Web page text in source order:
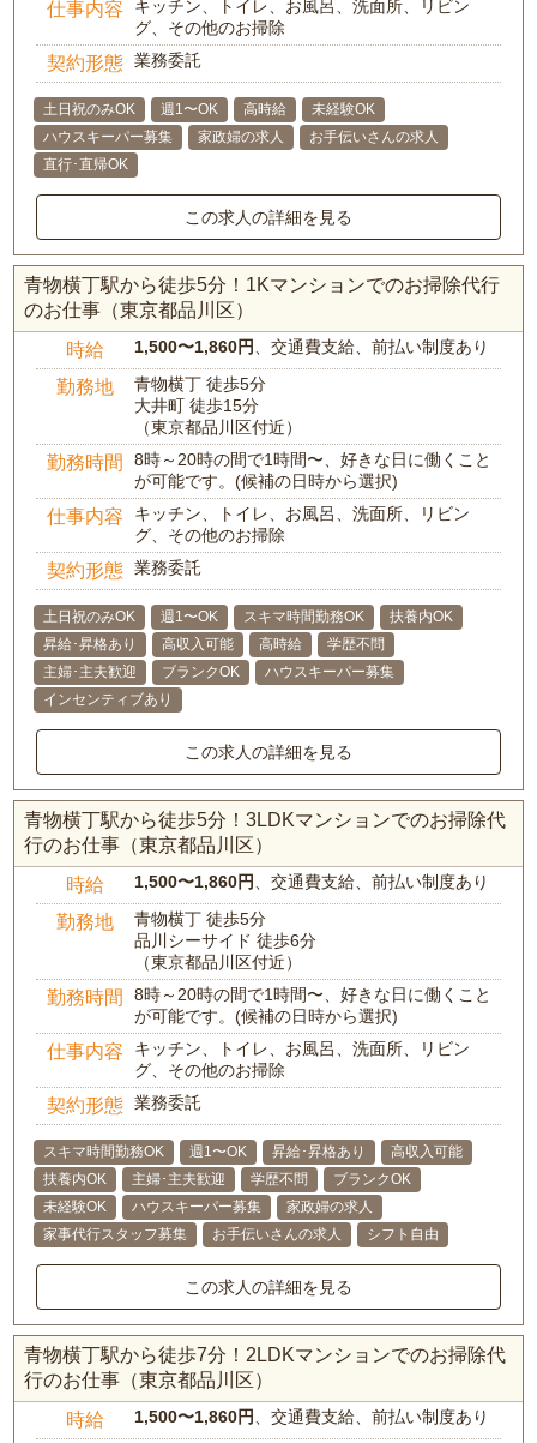
仕事内容
キッチン、トイレ、お風呂、洗面所、リビン
グ、その他のお掃除
契約形態 業務委託
土日祝のみOK 週1〜OK 高時給
未経験OK
ハウスキーパー募集
家政婦の求人
お手伝いさんの求人
直行･直帰OK
この求人の詳細を見る
青物横丁駅から徒歩5分！1Kマンションでのお掃除代行
のお仕事（東京都品川区）
時給 1,500〜1,860円、交通費支給、前払い制度あり
勤務地
青物横丁 徒歩5分
大井町 徒歩15分
（東京都品川区付近）
勤務時間
8時～20時の間で1時間〜、好きな日に働くこと
が可能です。(候補の日時から選択)
仕事内容
キッチン、トイレ、お風呂、洗面所、リビン
グ、その他のお掃除
契約形態 業務委託
土日祝のみOK 週1〜OK スキマ時間勤務OK
扶養内OK
昇給･昇格あり
高収入可能 高時給
学歴不問
主婦･主夫歓迎
ブランクOK
ハウスキーパー募集
インセンティブあり
この求人の詳細を見る
青物横丁駅から徒歩5分！3LDKマンションでのお掃除代
行のお仕事（東京都品川区）
時給 1,500〜1,860円、交通費支給、前払い制度あり
勤務地
青物横丁 徒歩5分
品川シーサイド 徒歩6分
（東京都品川区付近）
勤務時間
8時～20時の間で1時間〜、好きな日に働くこと
が可能です。(候補の日時から選択)
仕事内容
キッチン、トイレ、お風呂、洗面所、リビン
グ、その他のお掃除
契約形態 業務委託
スキマ時間勤務OK 週1〜OK 昇給･昇格あり
高収入可能
扶養内OK
主婦･主夫歓迎 学歴不問
ブランクOK
未経験OK
ハウスキーパー募集
家政婦の求人
家事代行スタッフ募集
お手伝いさんの求人 シフト自由
この求人の詳細を見る
青物横丁駅から徒歩7分！2LDKマンションでのお掃除代
行のお仕事（東京都品川区）
時給 1,500〜1,860円、交通費支給、前払い制度あり